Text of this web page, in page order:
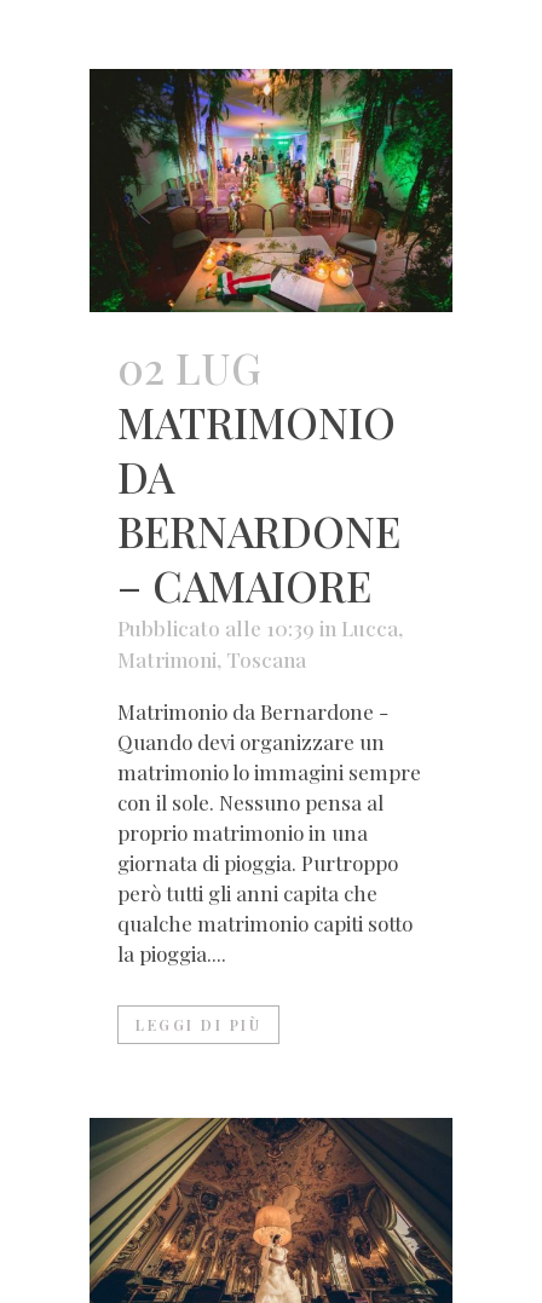
02 LUG
MATRIMONIO
DA
BERNARDONE
– CAMAIORE
Pubblicato alle 10:39 in Lucca,
Matrimoni, Toscana
Matrimonio da Bernardone -
Quando devi organizzare un
matrimonio lo immagini sempre
con il sole. Nessuno pensa al
proprio matrimonio in una
giornata di pioggia. Purtroppo
però tutti gli anni capita che
qualche matrimonio capiti sotto
la pioggia....
LEGGI DI PIÙ